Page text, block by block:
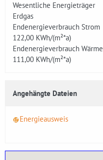
Wesentliche Energieträger
Erdgas
Endenergieverbrauch Strom
122,00 KWh/(m²*a)
Endenergieverbrauch Wärme
111,00 KWh/(m²*a)
Angehängte Dateien
Energieausweis